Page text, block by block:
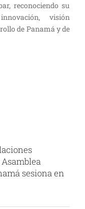
reconociendo su
visión
de Panamá y de
sesiona en